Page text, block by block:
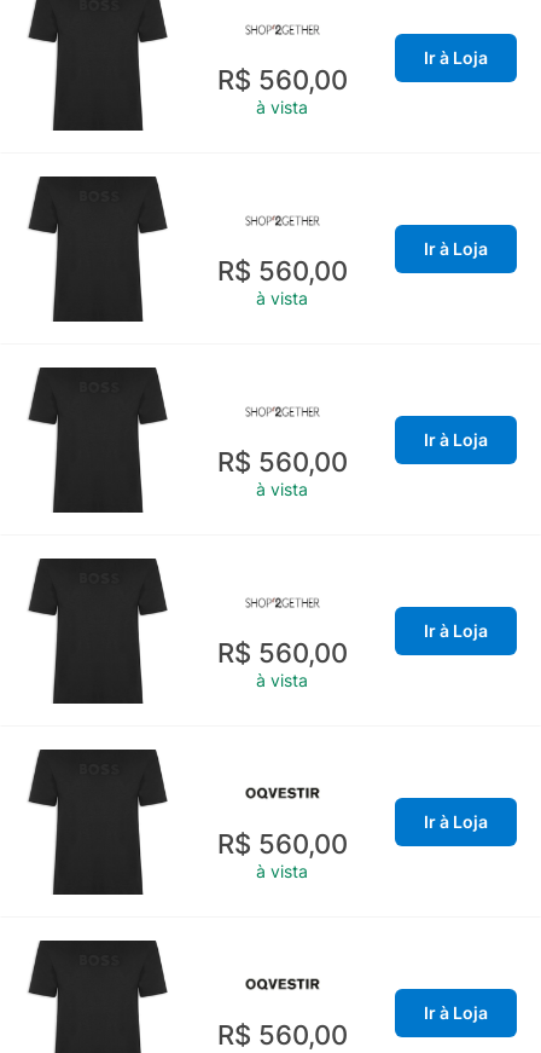
R$ 560,00
à vista
Ir à Loja
R$ 560,00
à vista
Ir à Loja
R$ 560,00
à vista
Ir à Loja
R$ 560,00
à vista
Ir à Loja
R$ 560,00
à vista
Ir à Loja
R$ 560,00
Ir à Loja